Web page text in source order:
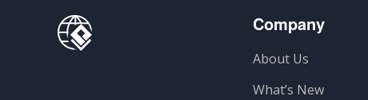
Company
About Us
What’s New